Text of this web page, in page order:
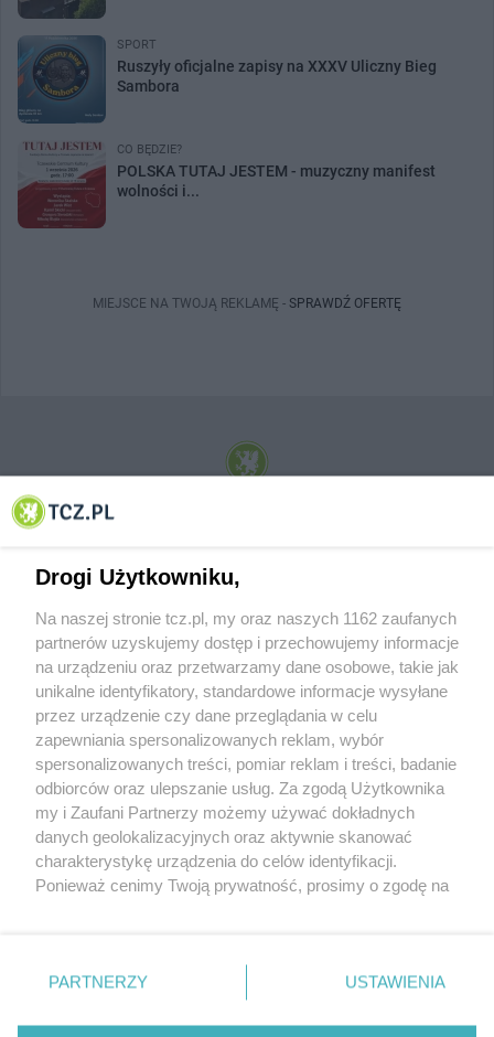
SPORT
Ruszyły oficjalne zapisy na XXXV Uliczny Bieg
Sambora
CO BĘDZIE?
POLSKA TUTAJ JESTEM - muzyczny manifest
wolności i...
MIEJSCE NA TWOJĄ REKLAMĘ - SPRAWDŹ OFERTĘ
© 2001-2026 Tczew - TCZ.PL Sp. z o.o. Internetowy Serwis Informacyjny Miasta
O FIRMIE POLITYKA PRYWATNOŚCI HOSTING
REKLAMA WSPÓŁPRACA RSS FACEBOOK KONTAKT
Nasze serwisy
Aktualności
Tcz24
Historia miasta
Muzyka i kultura
Archiwum wydarzeń
Zdjęcia miasta
Drogi Użytkowniku,
Na naszej stronie tcz.pl, my oraz naszych 1162 zaufanych
partnerów uzyskujemy dostęp i przechowujemy informacje
na urządzeniu oraz przetwarzamy dane osobowe, takie jak
unikalne identyfikatory, standardowe informacje wysyłane
przez urządzenie czy dane przeglądania w celu
zapewniania spersonalizowanych reklam, wybór
spersonalizowanych treści, pomiar reklam i treści, badanie
odbiorców oraz ulepszanie usług. Za zgodą Użytkownika
my i Zaufani Partnerzy możemy używać dokładnych
danych geolokalizacyjnych oraz aktywnie skanować
charakterystykę urządzenia do celów identyfikacji.
Ponieważ cenimy Twoją prywatność, prosimy o zgodę na
znajdujący się w lewym dolnym rogu strony
. Niektóre
PARTNERZY USTAWIENIA